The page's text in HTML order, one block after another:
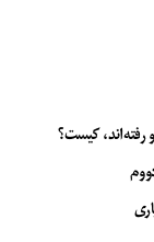
رفته‌اند، کیست؟